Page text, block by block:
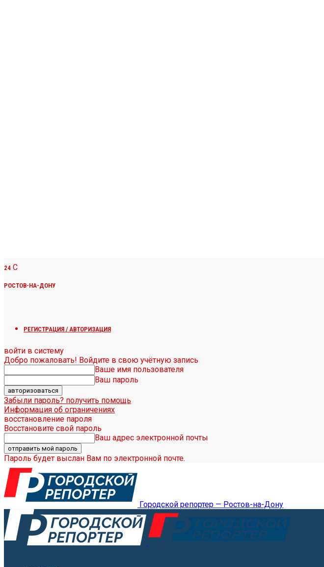
24 C
РОСТОВ-НА-ДОНУ
РЕГИСТРАЦИЯ / АВТОРИЗАЦИЯ
войти в систему
Добро пожаловать! Войдите в свою учётную запись
Ваше имя пользователя
Ваш пароль
Забыли пароль? получить помощь
Информация об ограничениях
восстановление пароля
Восстановите свой пароль
Ваш адрес электронной почты
Пароль будет выслан Вам по электронной почте.
Городской репортер — Ростов-на-Дону